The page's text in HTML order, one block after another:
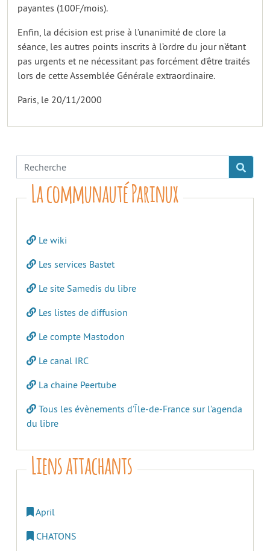
payantes (100F/mois).
Enfin, la décision est prise à l’unanimité de clore la
séance, les autres points inscrits à l’ordre du jour n’étant
pas urgents et ne nécessitant pas forcément d’être traités
lors de cette Assemblée Générale extraordinaire.
Paris, le 20/11/2000
La communauté Parinux
Le wiki
Les services Bastet
Le site Samedis du libre
Les listes de diffusion
Le compte Mastodon
Le canal IRC
La chaine Peertube
Tous les évènements d’Île-de-France sur l’agenda
du libre
Liens attachants
April
CHATONS